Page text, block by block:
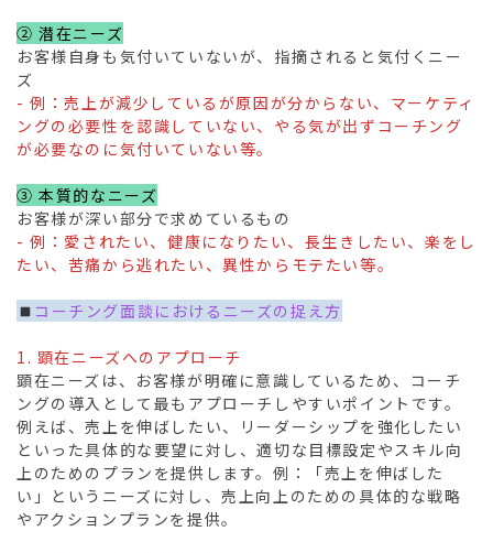
② 潜在ニーズ
お客様自身も気付いていないが、指摘されると気付くニー
ズ
- 例：売上が減少しているが原因が分からない、マーケティ
ングの必要性を認識していない、やる気が出ずコーチング
が必要なのに気付いていない等。
③ 本質的なニーズ
お客様が深い部分で求めているもの
- 例：愛されたい、健康になりたい、長生きしたい、楽をし
たい、苦痛から逃れたい、異性からモテたい等。
コーチング面談におけるニーズの捉え方
1. 顕在ニーズへのアプローチ
顕在ニーズは、お客様が明確に意識しているため、コーチ
ングの導入として最もアプローチしやすいポイントです。
例えば、売上を伸ばしたい、リーダーシップを強化したい
といった具体的な要望に対し、適切な目標設定やスキル向
上のためのプランを提供します。例：「売上を伸ばした
い」というニーズに対し、売上向上のための具体的な戦略
やアクションプランを提供。